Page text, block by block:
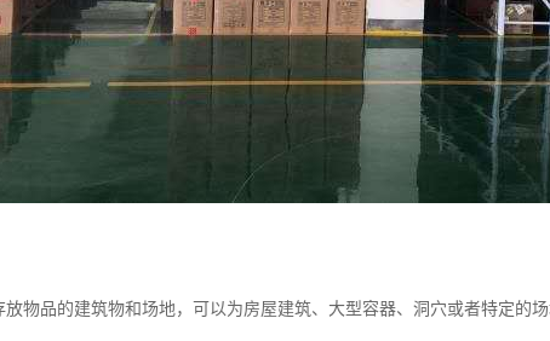
放物品的建筑物和场地，可以为房屋建筑、大型容器、洞穴或者特定的